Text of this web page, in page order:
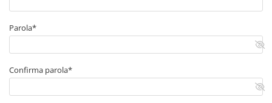
Parola*
Confirma parola*